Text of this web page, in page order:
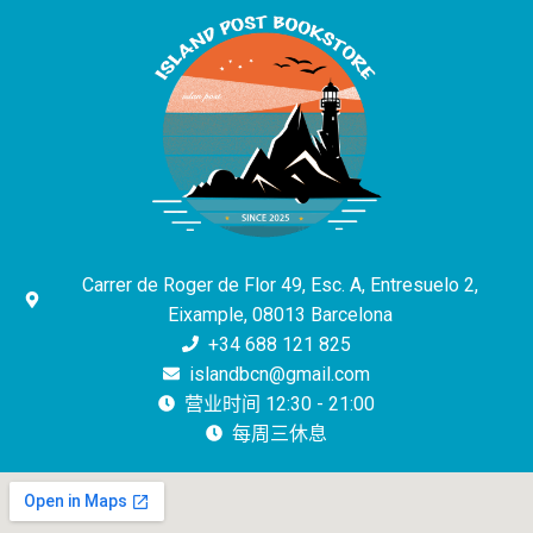
Carrer de Roger de Flor 49, Esc. A, Entresuelo 2,
Eixample, 08013 Barcelona
+34 688 121 825
islandbcn@gmail.com
营业时间 12:30 - 21:00
每周三休息